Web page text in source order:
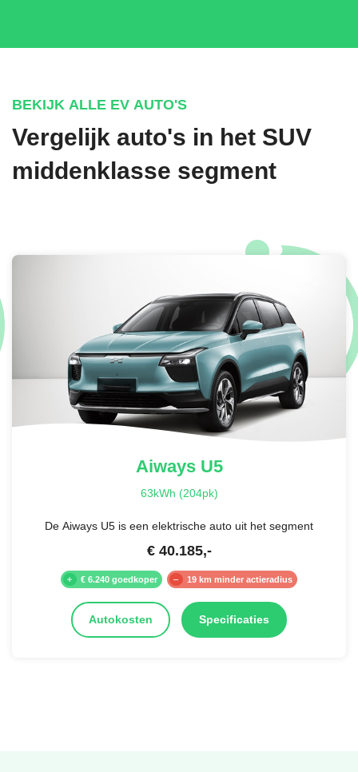
BEKIJK ALLE EV AUTO'S
Vergelijk auto's in het SUV
middenklasse segment
AiwaysU5
63kWh (204pk)
De Aiways U5 is een elektrische auto uit het segment
€ 40.185,-
€ 6.240 goedkoper 19 km minder actieradius
Autokosten Specificaties